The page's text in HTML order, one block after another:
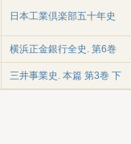
日本工業倶楽部五十年史
横浜正金銀行全史. 第6巻
三井事業史. 本篇 第3巻 下